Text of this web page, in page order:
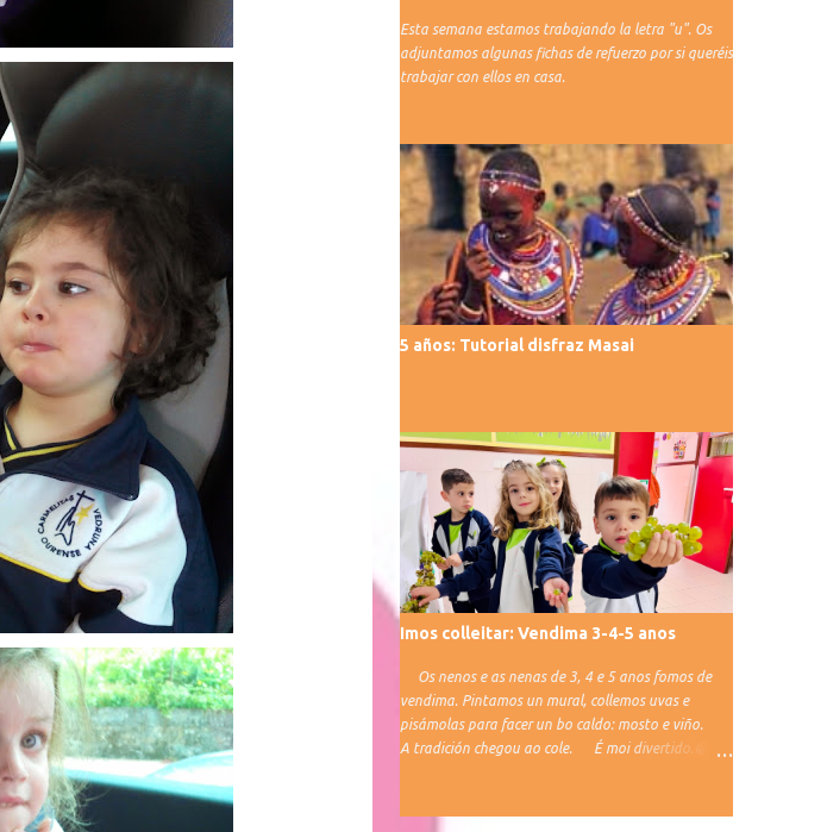
Esta semana estamos trabajando la letra "u". Os
adjuntamos algunas fichas de refuerzo por si queréis
trabajar con ellos en casa.
5 años: Tutorial disfraz Masai
Imos colleitar: Vendima 3-4-5 anos
Os nenos e as nenas de 3, 4 e 5 anos fomos de
vendima. Pintamos un mural, collemos uvas e
pisámolas para facer un bo caldo: mosto e viño.
A tradición chegou ao cole. É moi divertido.😁